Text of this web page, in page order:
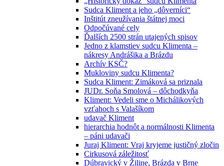
Sudca Kliment a jeho „dôverníci“
Inštitút zneužívania štátnej moci
Odpočúvané cely
Ďalších 2500 strán utajených spisov
Jedno z klamstiev sudcu Klimenta –
nákresy Andrášika a Brázdu
Archív KSČ?
Mukloviny sudcu Klimenta?
Sudca Kliment: Zimáková sa priznala
JUDr. Soňa Smolová – dôchodkyňa
Kliment: Vedeli sme o Michálikových
vzťahoch s Valašíkom
udavač Kliment
hierarchia hodnôt a normálnosti Klimenta
– páni udavači
Juraj Kliment: Vraj kryjeme justičný zločin
Cirkusová záležitosť
Dúbravický v Žiline, Brázda v Brne